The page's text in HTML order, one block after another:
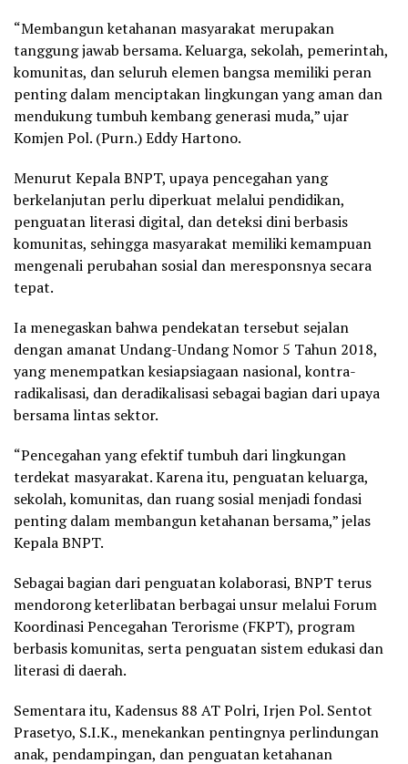
“Membangun ketahanan masyarakat merupakan
tanggung jawab bersama. Keluarga, sekolah, pemerintah,
komunitas, dan seluruh elemen bangsa memiliki peran
penting dalam menciptakan lingkungan yang aman dan
mendukung tumbuh kembang generasi muda,” ujar
Komjen Pol. (Purn.) Eddy Hartono.
Menurut Kepala BNPT, upaya pencegahan yang
berkelanjutan perlu diperkuat melalui pendidikan,
penguatan literasi digital, dan deteksi dini berbasis
komunitas, sehingga masyarakat memiliki kemampuan
mengenali perubahan sosial dan meresponsnya secara
tepat.
Ia menegaskan bahwa pendekatan tersebut sejalan
dengan amanat Undang-Undang Nomor 5 Tahun 2018,
yang menempatkan kesiapsiagaan nasional, kontra-
radikalisasi, dan deradikalisasi sebagai bagian dari upaya
bersama lintas sektor.
“Pencegahan yang efektif tumbuh dari lingkungan
terdekat masyarakat. Karena itu, penguatan keluarga,
sekolah, komunitas, dan ruang sosial menjadi fondasi
penting dalam membangun ketahanan bersama,” jelas
Kepala BNPT.
Sebagai bagian dari penguatan kolaborasi, BNPT terus
mendorong keterlibatan berbagai unsur melalui Forum
Koordinasi Pencegahan Terorisme (FKPT), program
berbasis komunitas, serta penguatan sistem edukasi dan
literasi di daerah.
Sementara itu, Kadensus 88 AT Polri, Irjen Pol. Sentot
Prasetyo, S.I.K., menekankan pentingnya perlindungan
anak, pendampingan, dan penguatan ketahanan